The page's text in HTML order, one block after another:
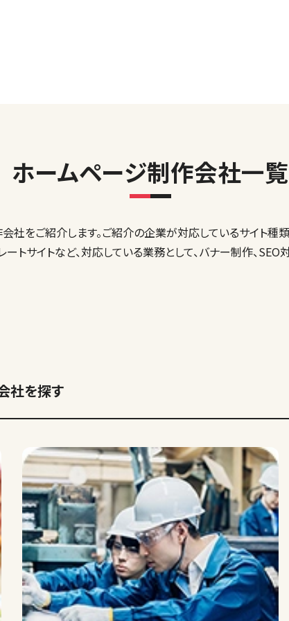
ホームページ制作会社一覧
をご紹介します。ご紹介の企業が対応しているサイト種類
ートサイトなど、対応している業務として、バナー制作、
社を探す